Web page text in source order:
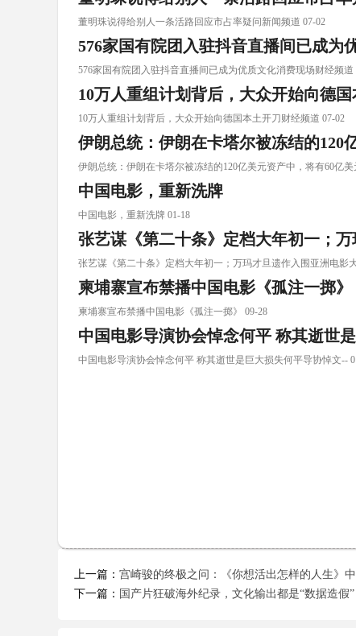
董明珠说得给别人一条活路回应市占率疑问新闻频道 07-02
576家国有院团入驻抖音直播间已成为
576家国有院团入驻抖音直播间已成为优质文化消费现场财经频道
10万人重组计划背后，大众开始向德
10万人重组计划背后，大众开始向德国本土开刀财经频道 07-02
伊朗总统：伊朗在卡塔尔被冻结的120
伊朗总统：伊朗在卡塔尔被冻结的120亿美元资产中，将有60亿美
中国电影，重新洗牌
中国电影，重新洗牌 01-18
张艺谋《第二十条》定档大年初一；
张艺谋《第二十条》定档大年初一；万玛才旦遗作入围亚洲电影
柬埔寨宣布禁播中国电影《孤注一掷》
柬埔寨宣布禁播中国电影《孤注一掷》 09-28
中国电影导演协会悼念何平 称其逝世
中国电影导演协会悼念何平 称其逝世是巨大损失何平导协悼文--
上一篇： 宫崎骏的终极之问：《你想活出怎样的人生》
下一篇： 国产片狂破海外纪录，文化输出都是“数据造假